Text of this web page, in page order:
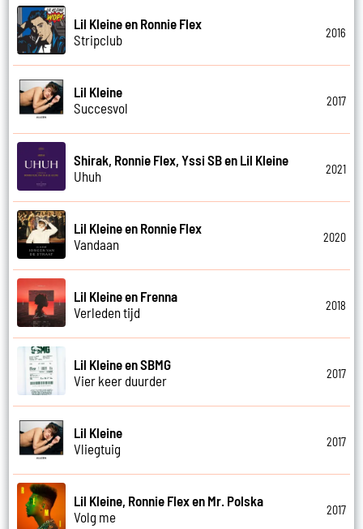
Lil Kleine en Ronnie Flex
Stripclub
2016
Lil Kleine
Succesvol
2017
Shirak, Ronnie Flex, Yssi SB en Lil Kleine
Uhuh
2021
Lil Kleine en Ronnie Flex
Vandaan
2020
Lil Kleine en Frenna
Verleden tijd
2018
Lil Kleine en SBMG
Vier keer duurder
2017
Lil Kleine
Vliegtuig
2017
Lil Kleine, Ronnie Flex en Mr. Polska
Volg me
2017